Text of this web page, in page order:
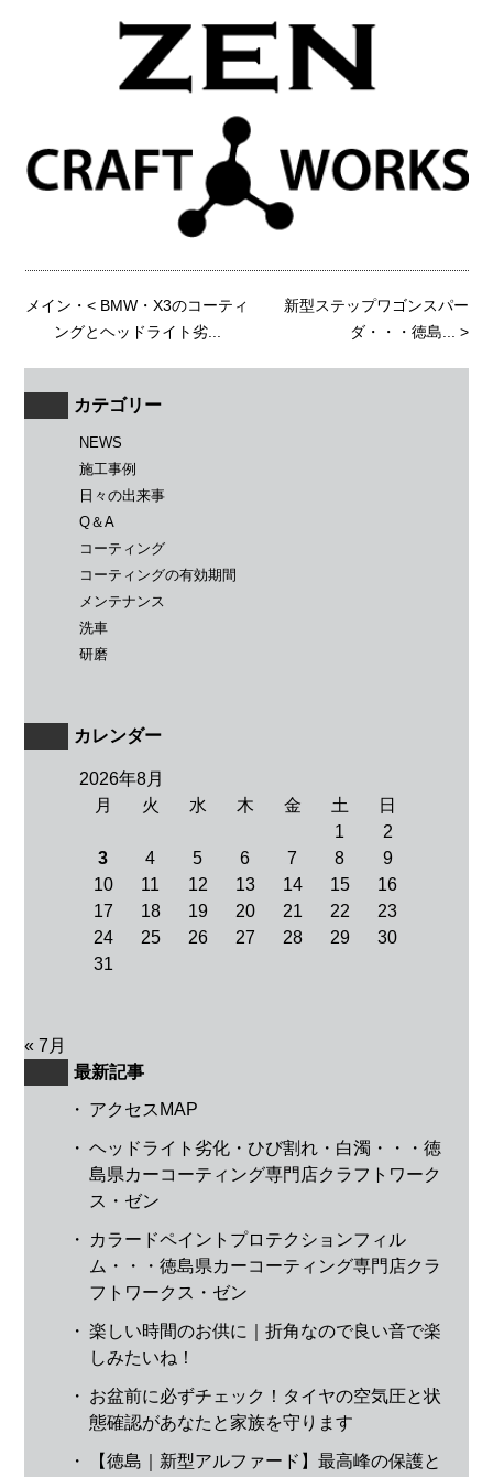
メイン ・< BMW・X3のコーティ
ングとヘッドライト劣...
新型ステップワゴンスパー
ダ・・・徳島...
>
カテゴリー
NEWS
施工事例
日々の出来事
Q＆A
コーティング
コーティングの有効期間
メンテナンス
洗車
研磨
カレンダー
2026年8月
月
火 水 木 金 土
日
1
2
3
4 5 6 7 8
9
10
11 12 13 14 15
16
17
18 19 20 21 22
23
24
25 26 27 28 29
30
31
« 7月
最新記事
・ アクセスMAP
・ ヘッドライト劣化・ひび割れ・白濁・・・徳
島県カーコーティング専門店クラフトワーク
ス・ゼン
・
カラードペイントプロテクションフィル
ム・・・徳島県カーコーティング専門店クラ
フトワークス・ゼン
・ 楽しい時間のお供に｜折角なので良い音で楽
しみたいね！
・ お盆前に必ずチェック！タイヤの空気圧と状
態確認があなたと家族を守ります
・
【徳島｜新型アルファード】最高峰の保護と